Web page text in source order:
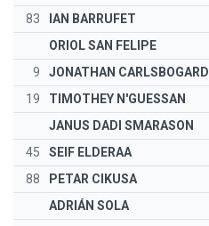
83
IAN BARRUFET
ORIOL SAN FELIPE
9
JONATHAN CARLSBOGARD
19
TIMOTHEY N'GUESSAN
JANUS DADI SMARASON
45
SEIF ELDERAA
88
PETAR CIKUSA
ADRIÁN SOLA